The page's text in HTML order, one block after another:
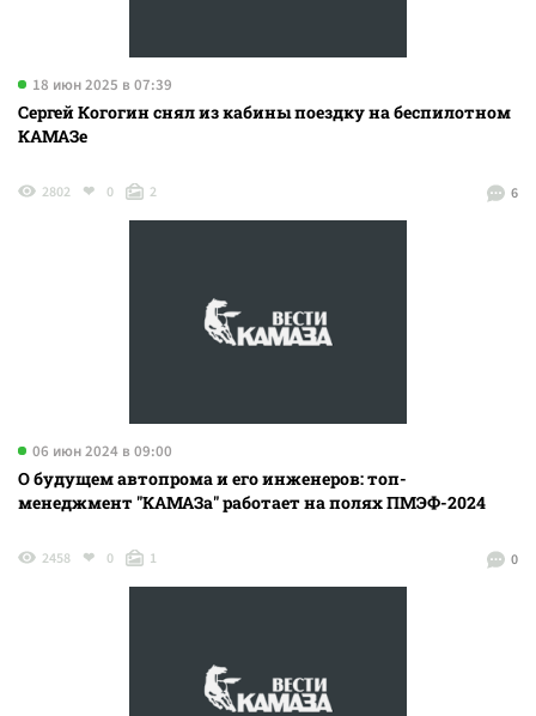
18 июн 2025 в 07:39
Сергей Когогин снял из кабины поездку на беспилотном
КАМАЗе
6
2802 0 2
06 июн 2024 в 09:00
О будущем автопрома и его инженеров: топ-
менеджмент "КАМАЗа" работает на полях ПМЭФ-2024
0
2458 0 1